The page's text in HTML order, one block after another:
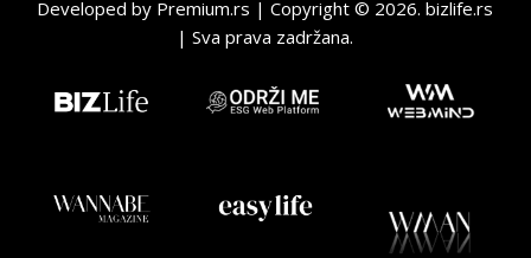
Developed by Premium.rs | Copyright © 2026.bizlife.rs
| Sva prava zadržana.